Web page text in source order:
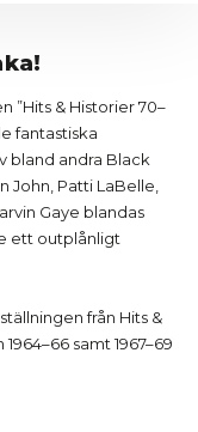
”Hits & Historier 70–
fantastiska
bland andra Black
John, Patti LaBelle,
Gaye blandas
ett outplånligt
från Hits &
samt 1967–69